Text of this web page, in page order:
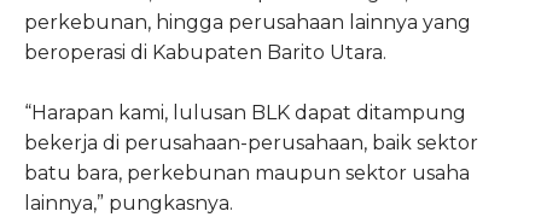
perkebunan, hingga perusahaan lainnya yang
beroperasi di Kabupaten Barito Utara.
“Harapan kami, lulusan BLK dapat ditampung
bekerja di perusahaan-perusahaan, baik sektor
batu bara, perkebunan maupun sektor usaha
lainnya,” pungkasnya.